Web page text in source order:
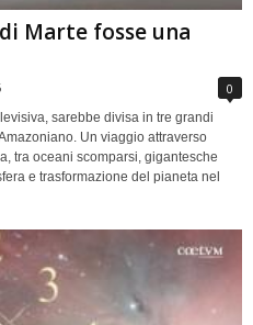
Marte fosse una
0
sarebbe divisa in tre grandi
Un viaggio attraverso
tra oceani scomparsi, gigantesche
e trasformazione del pianeta nel